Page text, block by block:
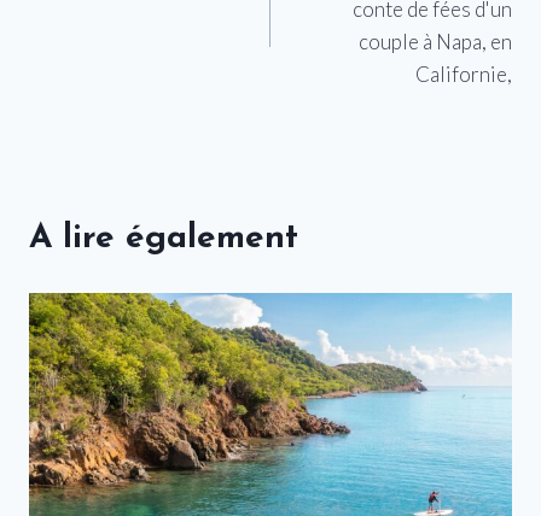
conte de fées d'un
couple à Napa, en
Californie,
A lire également